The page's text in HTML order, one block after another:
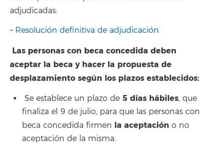
adjudicadas:
– Resolución definitiva de adjudicación
Las personas con beca concedida deben
aceptar la beca y hacer la propuesta de
desplazamiento según los plazos establecidos:
Se establece un plazo de 5 días hábiles, que
finaliza el 9 de julio, para que las personas con
beca concedida firmen la aceptación o no
aceptación de la misma.